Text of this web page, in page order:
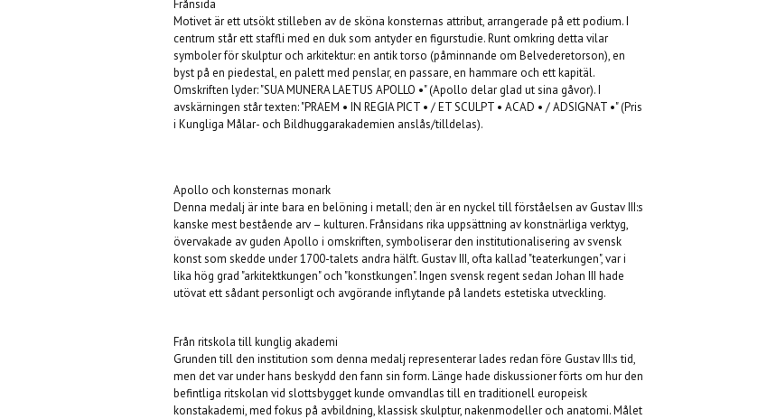
Frånsida
Motivet är ett utsökt stilleben av de sköna konsternas attribut, arrangerade på ett podium. I
centrum står ett staffli med en duk som antyder en figurstudie. Runt omkring detta vilar
symboler för skulptur och arkitektur: en antik torso (påminnande om Belvederetorson), en
byst på en piedestal, en palett med penslar, en passare, en hammare och ett kapitäl.
Omskriften lyder: "SUA MUNERA LAETUS APOLLO •" (Apollo delar glad ut sina gåvor). I
avskärningen står texten: "PRAEM • IN REGIA PICT • / ET SCULPT • ACAD • / ADSIGNAT •" (Pris
i Kungliga Målar- och Bildhuggarakademien anslås/tilldelas).
Apollo och konsternas monark
Denna medalj är inte bara en belöning i metall; den är en nyckel till förståelsen av Gustav III:s
kanske mest bestående arv – kulturen. Frånsidans rika uppsättning av konstnärliga verktyg,
övervakade av guden Apollo i omskriften, symboliserar den institutionalisering av svensk
konst som skedde under 1700-talets andra hälft. Gustav III, ofta kallad "teaterkungen", var i
lika hög grad "arkitektkungen" och "konstkungen". Ingen svensk regent sedan Johan III hade
utövat ett sådant personligt och avgörande inflytande på landets estetiska utveckling.
Från ritskola till kunglig akademi
Grunden till den institution som denna medalj representerar lades redan före Gustav III:s tid,
men det var under hans beskydd den fann sin form. Länge hade diskussioner förts om hur den
befintliga ritskolan vid slottsbygget kunde omvandlas till en traditionell europeisk
konstakademi, med fokus på avbildning, klassisk skulptur, nakenmodeller och anatomi. Målet